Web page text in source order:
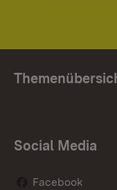
Social Media
Facebook